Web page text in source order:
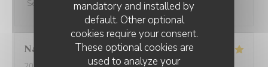
mandatory and installed by
default. Other optional
cookies require your consent.
These optional cookies are
used to analyze your
Service
Ambiance: 5/5 Food:5/5 Value: 5
Nathalie